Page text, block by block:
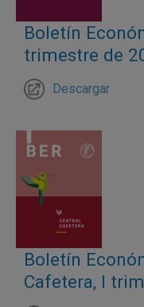
Boletín
trimestre de
Descargar
Boletín
Cafetera, I